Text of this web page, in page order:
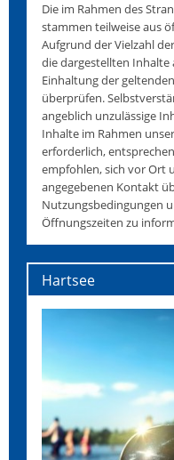
Die im Rahmen des
stammen teilweise aus
Aufgrund der Vielzahl
die dargestellten
Einhaltung der
überprüfen.
angeblich unzulässige
Inhalte im Rahmen
erforderlich,
empfohlen, sich vor Ort
angegebenen Kontakt
Nutzungsbedingungen
Öffnungszeiten zu
Hartsee